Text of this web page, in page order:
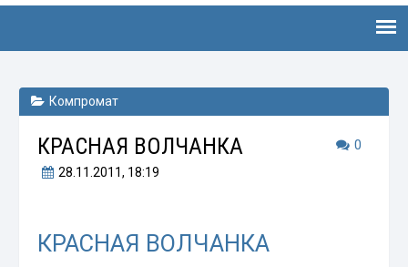
Компромат
0
КРАСНАЯ ВОЛЧАНКА
28.11.2011, 18:19
КРАСНАЯ ВОЛЧАНКА